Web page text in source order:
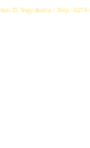
35 Yogyakarta - Telp :